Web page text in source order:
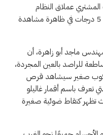
عملاق النظام
الشمسي اليوم (الأحد)، ويفصل بينهما 5 درجات في ظاهرة مشاهدة
ماجد أبو زاهرة، أن
للراصد بالعين المجردة،
صغير سيشاهد قرص
تعرف باسم أقمار غاليلو
تظهر كنقاط ضوئية صغيرة